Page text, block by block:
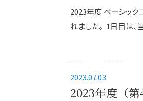
2023年度 ベーシック
れました。 1日目は
2023.07.03
2023年度（